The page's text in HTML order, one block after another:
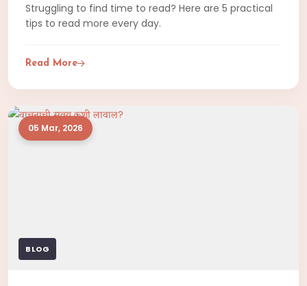
Struggling to find time to read? Here are 5 practical
tips to read more every day.
Read More
05 Mar, 2026
BLOG